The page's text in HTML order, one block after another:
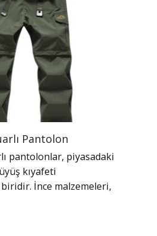
Pantolon
pantolonlar, piyasadaki
kıyafeti
İnce malzemeleri,